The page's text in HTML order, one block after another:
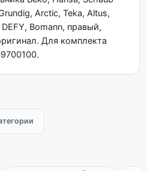
Arctic, Teka, Altus,
Bomann, правый,
Для комплекта